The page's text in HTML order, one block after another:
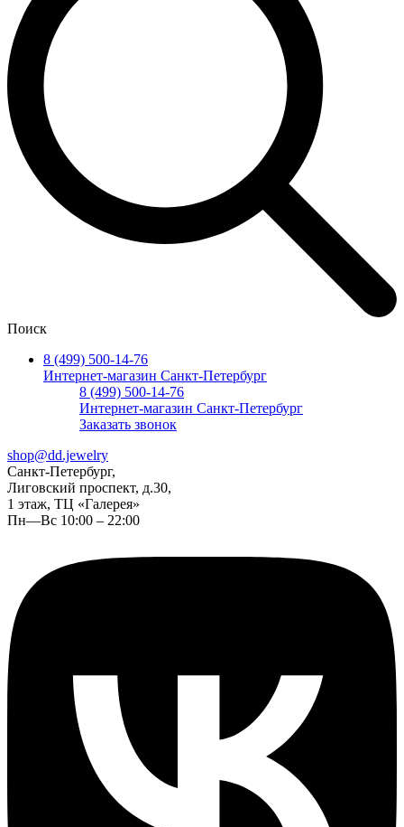
Поиск
8 (499) 500-14-76
Интернет-магазин Санкт-Петербург
8 (499) 500-14-76
Интернет-магазин Санкт-Петербург
Заказать звонок
shop@dd.jewelry
Санкт-Петербург,
Лиговский проспект, д.30,
1 этаж, ТЦ «Галерея»
Пн—Вс 10:00 – 22:00